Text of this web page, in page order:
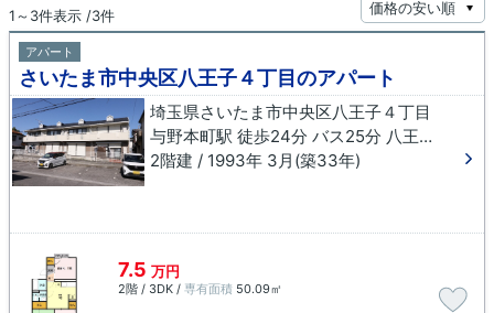
1～3件表示 /3件
アパート
さいたま市中央区八王子４丁目のアパート
埼玉県さいたま市中央区八王子４丁目
与野本町駅 徒歩24分 バス25分 八王子庚申堂下車 徒歩3分
2階建 / 1993年 3月(築33年)
7.5 万円
2階 / 3DK / 専有面積 50.09㎡